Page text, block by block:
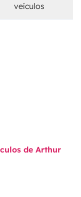
veículos
de Arthur